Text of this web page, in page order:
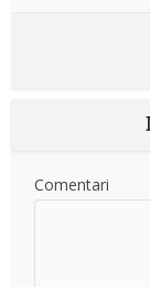
Comentari